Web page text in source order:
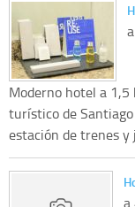
Moderno hotel a
turístico de
estación de trenes
a